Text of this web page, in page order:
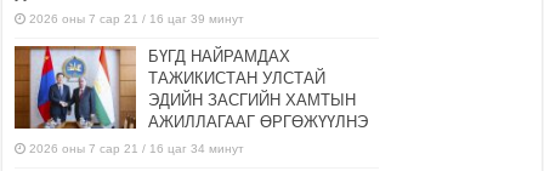
2026 оны 7 сар 21 / 16 цаг 39 минут
БҮГД НАЙРАМДАХ
ТАЖИКИСТАН УЛСТАЙ
ЭДИЙН ЗАСГИЙН ХАМТЫН
АЖИЛЛАГААГ ӨРГӨЖҮҮЛНЭ
2026 оны 7 сар 21 / 16 цаг 34 минут